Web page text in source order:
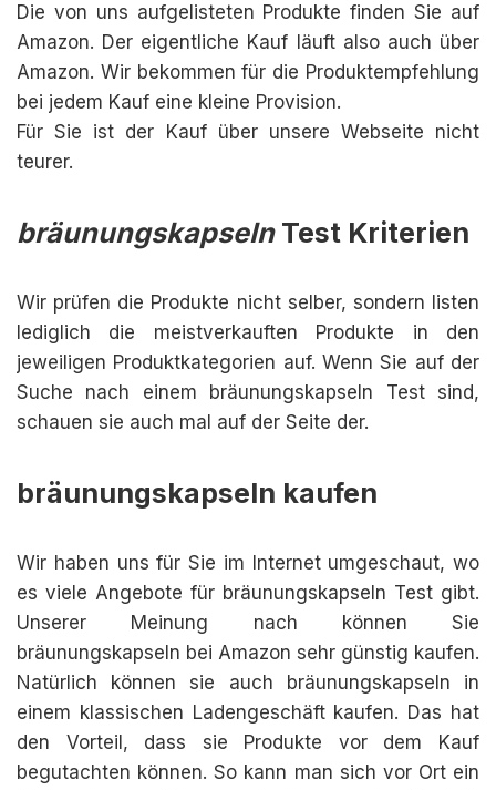
Die von uns aufgelisteten Produkte finden Sie auf
Amazon. Der eigentliche Kauf läuft also auch über
Amazon. Wir bekommen für die Produktempfehlung
bei jedem Kauf eine kleine Provision.
Für Sie ist der Kauf über unsere Webseite nicht
teurer.
bräunungskapselnTest Kriterien
Wir prüfen die Produkte nicht selber, sondern listen
lediglich die meistverkauften Produkte in den
jeweiligen Produktkategorien auf. Wenn Sie auf der
Suche nach einem bräunungskapseln Test sind,
schauen sie auch mal auf der Seite der.
bräunungskapseln kaufen
Wir haben uns für Sie im Internet umgeschaut, wo
es viele Angebote für bräunungskapseln Test gibt.
Unserer Meinung nach können Sie
bräunungskapseln bei Amazon sehr günstig kaufen.
Natürlich können sie auch bräunungskapseln in
einem klassischen Ladengeschäft kaufen. Das hat
den Vorteil, dass sie Produkte vor dem Kauf
begutachten können. So kann man sich vor Ort ein